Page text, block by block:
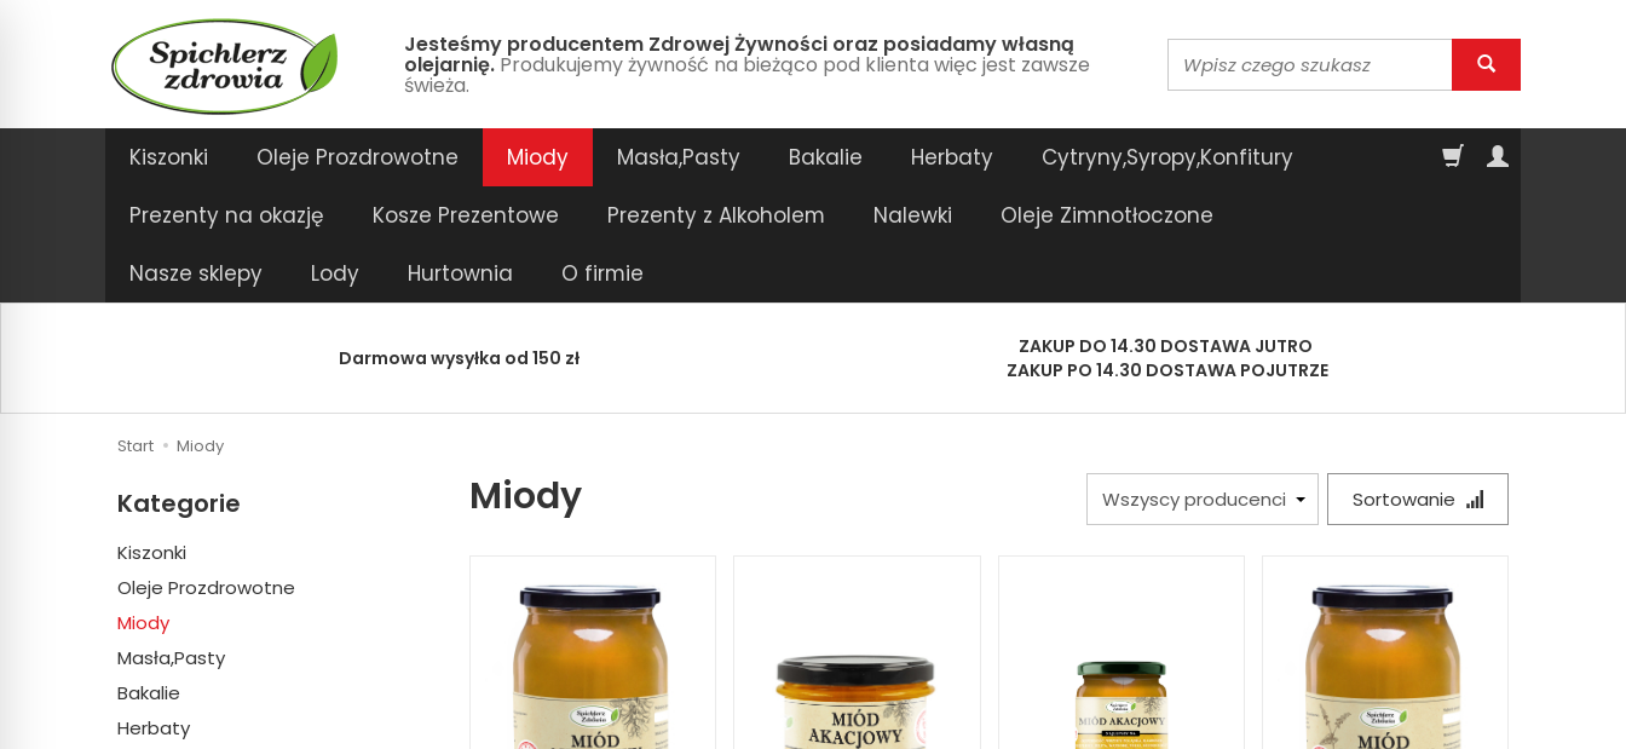
Jesteśmy producentem Zdrowej Żywności oraz posiadamy własną
olejarnię.Produkujemy żywność na bieżąco pod klienta więc jest zawsze
świeża.
Kiszonki Oleje Prozdrowotne Miody Masła,Pasty Bakalie Herbaty
Cytryny,Syropy,Konfitury
Prezenty na okazję
Kosze Prezentowe Prezenty z Alkoholem Nalewki
Oleje Zimnotłoczone
Nasze sklepy
Lody Hurtownia O firmie
Darmowa wysyłka od 150 zł
ZAKUP DO 14.30 DOSTAWA JUTRO
ZAKUP PO 14.30 DOSTAWA POJUTRZE
Start Miody
Miody Sortowanie
Kategorie
Kiszonki
Oleje Prozdrowotne
Miody
Masła,Pasty
Bakalie
Herbaty